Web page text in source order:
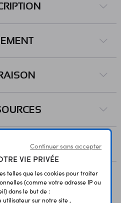
consulté
Continuer sans accepter
VIE PRIVÉE
telles que les cookies pour traiter
(comme votre adresse IP ou
dans le but de :
sur notre site ,